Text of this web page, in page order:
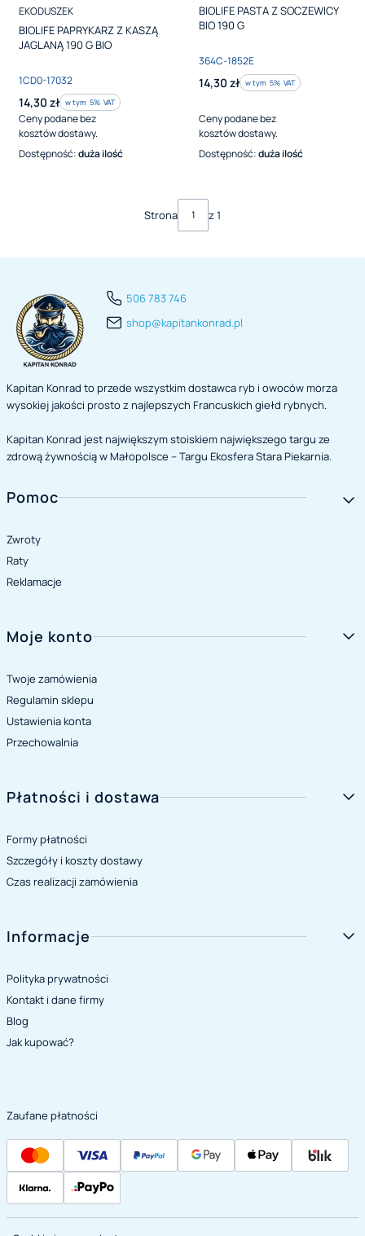
PRODUCENT
EKODUSZEK
BIOLIFE PAPRYKARZ Z KASZĄ
JAGLANĄ 190 G BIO
Kod produktu
1CD0-17032
Cena brutto
14,30 zł w tym %s VAT
w tym 5% VAT
Ceny podane bez
kosztów dostawy.
Dostępność:duża ilość
BIOLIFE PASTA Z SOCZEWICY
BIO 190 G
Kod produktu
364C-1852E
Cena brutto
14,30 zł w tym %s VAT
w tym 5% VAT
Ceny podane bez
kosztów dostawy.
Dostępność:duża ilość
Strona z 1
506 783 746
shop@kapitankonrad.pl
Kapitan Konrad to przede wszystkim dostawca ryb i owoców morza
wysokiej jakości prosto z najlepszych Francuskich giełd rybnych.
Kapitan Konrad jest największym stoiskiem największego targu ze
zdrową żywnością w Małopolsce – Targu Ekosfera Stara Piekarnia.
Linki w stopce
Pomoc
Zwroty
Raty
Reklamacje
Moje konto
Twoje zamówienia
Regulamin sklepu
Ustawienia konta
Przechowalnia
Płatności i dostawa
Formy płatności
Szczegóły i koszty dostawy
Czas realizacji zamówienia
Informacje
Polityka prywatności
Kontakt i dane firmy
Blog
Jak kupować?
Zaufane płatności